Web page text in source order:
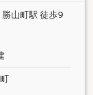
山町駅 徒歩9